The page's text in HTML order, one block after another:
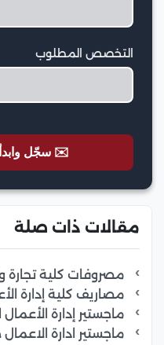
التخصص المطلوب
✉️ سجّل وابدأ
مقالات ذات صلة
مصروفات كلية تجارة
مصاريف كلية إدارة
ماجستير إدارة
ماجستير ادارة